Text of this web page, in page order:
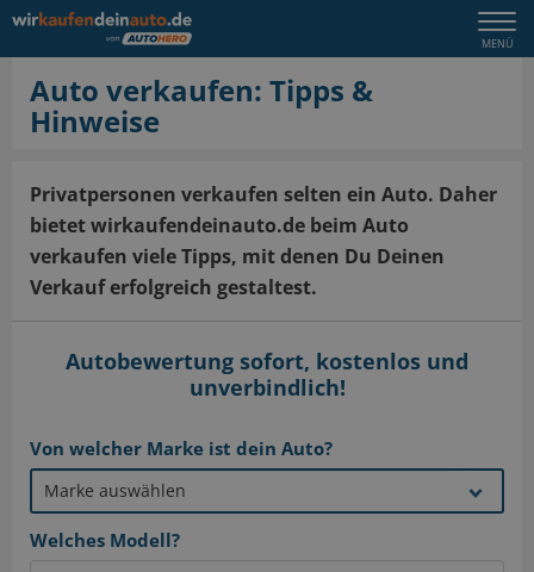
MENÜ
Auto verkaufen: Tipps &
Hinweise
Privatpersonen verkaufen selten ein Auto. Daher
bietet wirkaufendeinauto.de beim Auto
verkaufen viele Tipps, mit denen Du Deinen
Verkauf erfolgreich gestaltest.
Autobewertung sofort, kostenlos und
unverbindlich!
Von welcher Marke ist dein Auto?
Welches Modell?